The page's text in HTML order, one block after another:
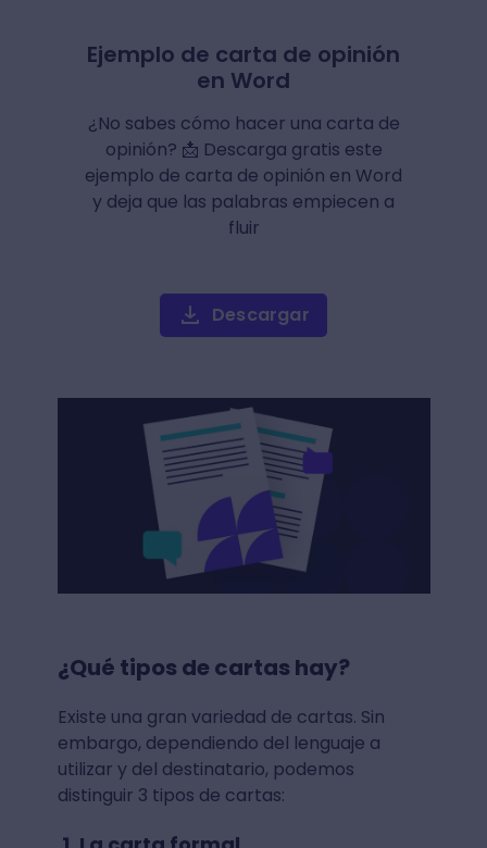
Ejemplo de carta de opinión
en Word
¿No sabes cómo hacer una carta de
opinión? 📩 Descarga gratis este
ejemplo de carta de opinión en Word
y deja que las palabras empiecen a
fluir
Descargar
¿Qué tipos de cartas hay?
Existe una gran variedad de cartas. Sin
embargo, dependiendo del lenguaje a
utilizar y del destinatario, podemos
distinguir 3 tipos de cartas: